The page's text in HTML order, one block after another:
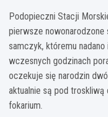
Podopieczni Stacji
pierwsze nowonarodzone
samczyk, któremu
wczesnych godzinach
oczekuje się narodzin
aktualnie są pod
fokarium.